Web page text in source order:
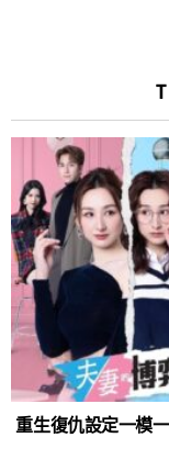
重生復仇設定一模